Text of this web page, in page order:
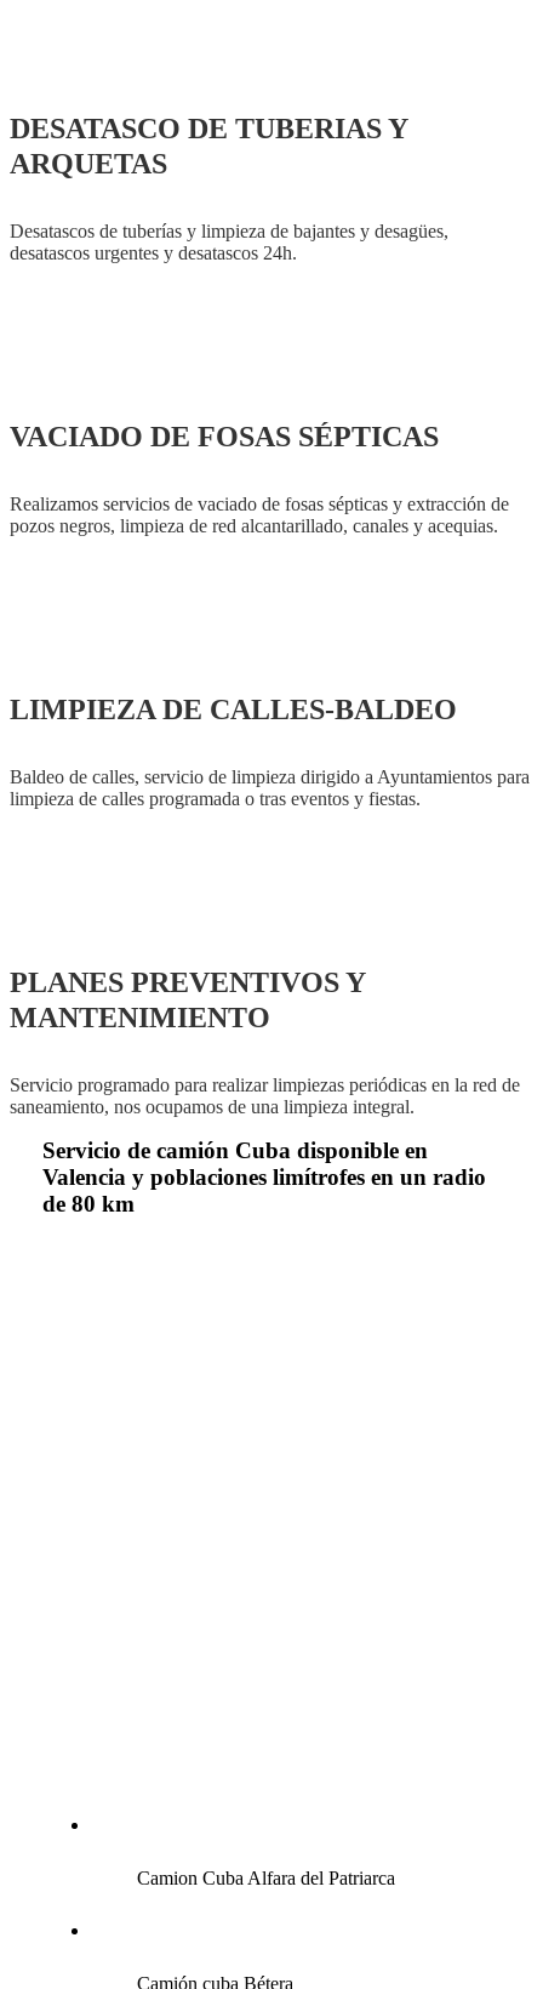
DESATASCO DE TUBERIAS Y
ARQUETAS
Desatascos de tuberías y limpieza de bajantes y desagües,
desatascos urgentes y desatascos 24h.
VACIADO DE FOSAS SÉPTICAS
Realizamos servicios de vaciado de fosas sépticas y extracción de
pozos negros, limpieza de red alcantarillado, canales y acequias.
LIMPIEZA DE CALLES-BALDEO
Baldeo de calles, servicio de limpieza dirigido a Ayuntamientos para
limpieza de calles programada o tras eventos y fiestas.
PLANES PREVENTIVOS Y
MANTENIMIENTO
Servicio programado para realizar limpiezas periódicas en la red de
saneamiento, nos ocupamos de una limpieza integral.
Servicio de camión Cuba disponible en
Valencia y poblaciones limítrofes en un radio
de 80 km
Camion Cuba Alfara del Patriarca
Camión cuba Bétera